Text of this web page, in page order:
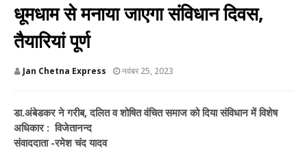
धूमधाम से मनाया जाएगा संविधान दिवस,
तैयारियां पूर्ण
Jan Chetna Express नवंबर 25, 2023
डा.अंबेडकर ने गरीब, दलित व शोषित वंचित समाज को दिया संविधान में विशेष
अधिकार : विजेतानन्द
संवाददाता -रमेश चंद यादव